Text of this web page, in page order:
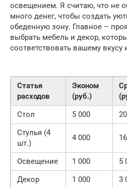
освещением. Я считаю, что не
много денег, чтобы создать
обеденную зону. Главное –
выбрать мебель и декор,
соответствовать вашему вкусу
Статья
расходов
Эконом
(руб.)
Стол
5 000
Стулья (4
шт.)
4 000
Освещение 1 000 5
Декор
1 000 3